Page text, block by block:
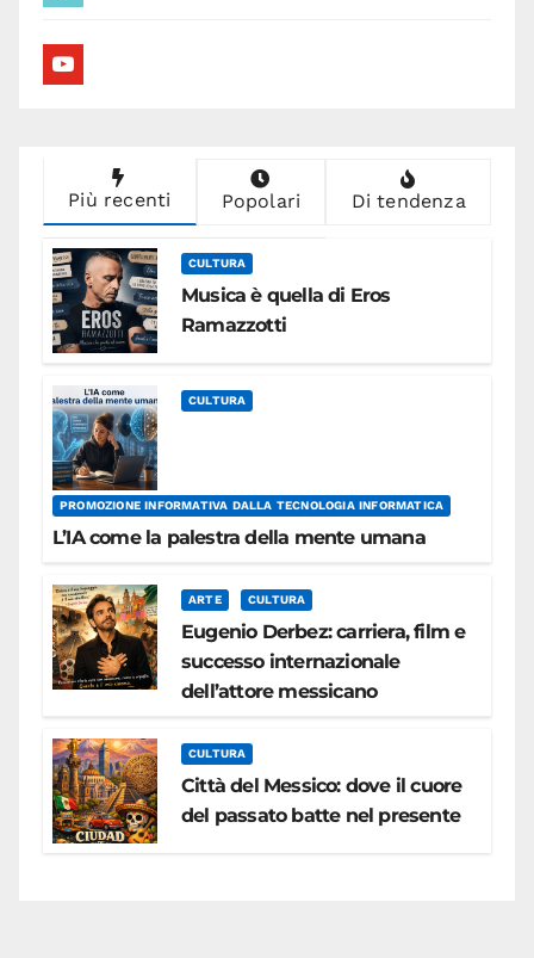
youtube
Più recenti Popolari Di tendenza
CULTURA
Musica è quella di Eros
Ramazzotti
CULTURA
PROMOZIONE INFORMATIVA DALLA TECNOLOGIA INFORMATICA
L’IA come la palestra della mente umana
ARTE CULTURA
Eugenio Derbez: carriera, film e
successo internazionale
dell’attore messicano
CULTURA
Città del Messico: dove il cuore
del passato batte nel presente